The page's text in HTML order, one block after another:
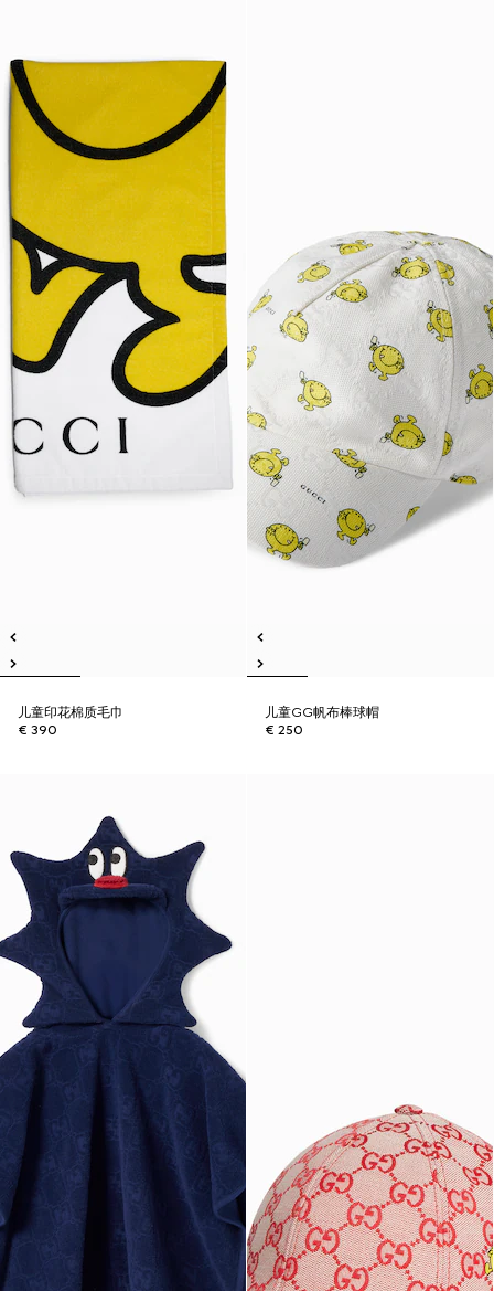
儿童印花棉质毛巾
€ 390
儿童GG帆布棒球帽
€ 250